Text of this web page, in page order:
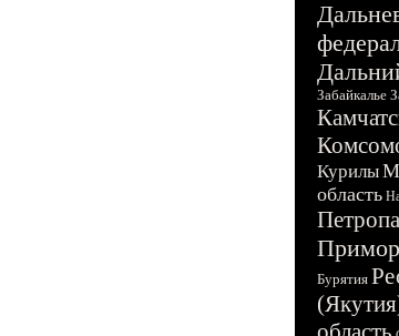
Забайкалье
Курилы
область
Бурятия